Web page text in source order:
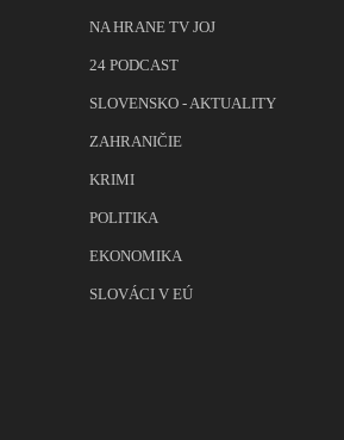
NA HRANE TV JOJ
24 PODCAST
SLOVENSKO - AKTUALITY
ZAHRANIČIE
KRIMI
POLITIKA
EKONOMIKA
SLOVÁCI V EÚ